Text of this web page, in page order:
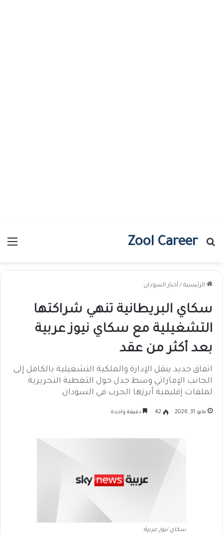
Zool Career
بحث عن
الرئيسية / أخبار السودان
سكاي البريطانية تنهي شراكتها
التشغيلية مع سكاي نيوز عربية
بعد أكثر من عقد
اتفاق جديد ينقل الإدارة والملكية التشغيلية بالكامل إلى
الجانب الإماراتي وسط جدل حول التغطية التحريرية
لملفات إقليمية أبرزها الحرب في السودان.
مايو 31, 2026 42 دقيقة واحدة
سكاي نيوز عربية